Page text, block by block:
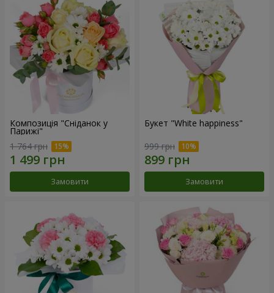
Композиція "Сніданок у
Парижі"
1 764 грн
Замовити
Букет "White happiness"
999 грн
Замовити